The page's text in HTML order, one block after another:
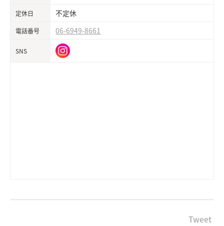
定休日 不定休
電話番号 06-6949-8661
SNS
Tweet